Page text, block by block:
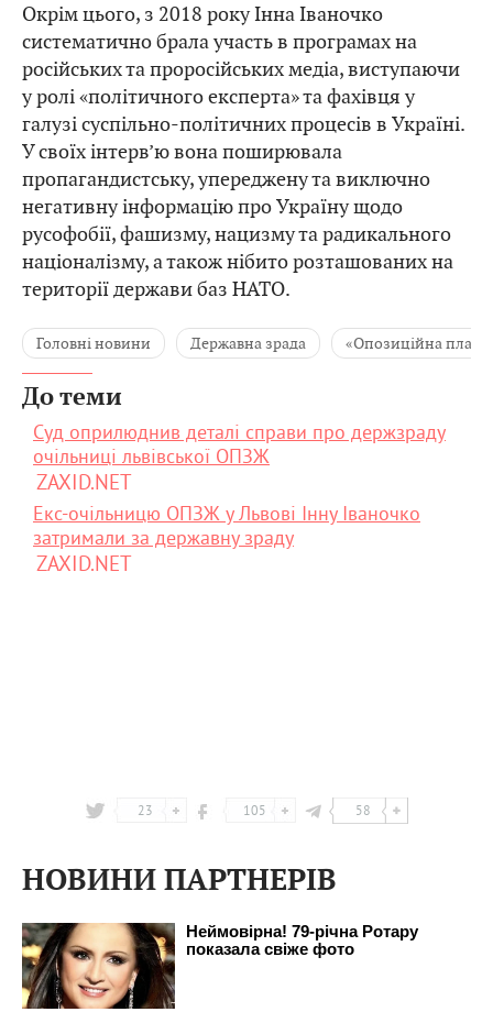
Окрім цього, з 2018 року Інна Іваночко
систематично брала участь в програмах на
російських та проросійських медіа, виступаючи
у ролі «політичного експерта» та фахівця у
галузі суспільно-політичних процесів в Україні.
У своїх інтерв’ю вона поширювала
пропагандистську, упереджену та виключно
негативну інформацію про Україну щодо
русофобії, фашизму, нацизму та радикального
націоналізму, а також нібито розташованих на
території держави баз НАТО.
Головні новини Державна зрада «Опозиційна
До теми
Суд оприлюднив деталі справи про держзраду
очільниці львівської ОПЗЖ
ZAXID.NET
Екс-очільницю ОПЗЖ у Львові Інну Іваночко
затримали за державну зраду
ZAXID.NET
23 105 58
НОВИНИ ПАРТНЕРІВ